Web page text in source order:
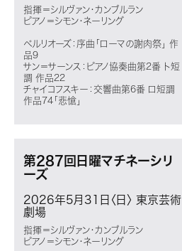
指揮＝シルヴァン・カンブルラン
ピアノ＝シモン・ネーリング
ベルリオーズ：序曲「ローマの謝肉祭」 作
品9
サン＝サーンス：ピアノ協奏曲第2番 ト短
調 作品22
チャイコフスキー：交響曲第6番 ロ短調
作品74「悲愴」
第287回日曜マチネーシリ
ーズ
2026年5月31日〈日〉 東京芸術
劇場
指揮＝シルヴァン・カンブルラン
ピアノ＝シモン・ネーリング